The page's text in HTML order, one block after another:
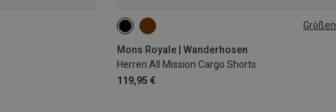
Größen
Mons Royale | Wanderhosen
Herren All Mission Cargo Shorts
119,95 €
M L